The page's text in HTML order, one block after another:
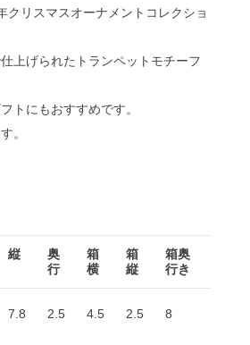
クリスマスオーナメントコレクショ
上げられたトランペットモチーフ
トにもおすすめです。
。
縦
奥
行
箱
横
箱
縦
箱奥
行き
7.8 2.5 4.5 2.5 8